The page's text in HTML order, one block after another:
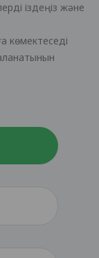
іздеңіз және
көмектеседі